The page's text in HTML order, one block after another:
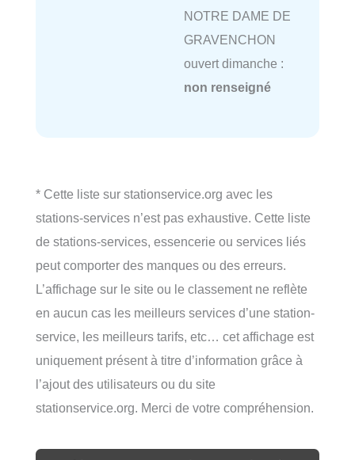
NOTRE DAME DE
GRAVENCHON
ouvert dimanche :
non renseigné
* Cette liste sur stationservice.org avec les
stations-services n’est pas exhaustive. Cette liste
de stations-services, essencerie ou services liés
peut comporter des manques ou des erreurs.
L’affichage sur le site ou le classement ne reflète
en aucun cas les meilleurs services d’une station-
service, les meilleurs tarifs, etc… cet affichage est
uniquement présent à titre d’information grâce à
l’ajout des utilisateurs ou du site
stationservice.org. Merci de votre compréhension.